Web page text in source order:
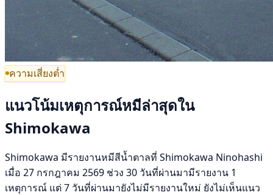
ความเสี่ยงต่ำ
แนวโน้มเหตุการณ์หมีล่าสุดใน
Shimokawa
Shimokawa มีรายงานหมีสีน้ำตาลที่ Shimokawa Ninohashi
เมื่อ 27 กรกฎาคม 2569 ช่วง 30 วันที่ผ่านมามีรายงาน 1
เหตุการณ์ แต่ 7 วันที่ผ่านมายังไม่มีรายงานใหม่ ยังไม่เห็นแนว